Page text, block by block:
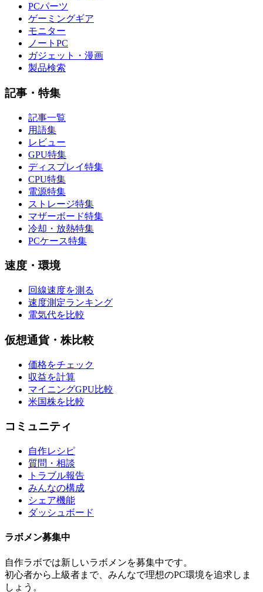
PCパーツ
ゲーミングギア
モニター
ノートPC
ガジェット・漫画
製品検索
記事・特集
記事一覧
用語集
レビュー
GPU特集
ディスプレイ特集
CPU特集
電源特集
ストレージ特集
マザーボード特集
冷却・放熱特集
PCケース特集
速度・環境
回線速度を測る
速度測定ランキング
電気代を比較
仮想通貨・株比較
価格をチェック
収益を計算
マイニングGPU比較
米国株を比較
コミュニティ
自作レシピ
質問・相談
トラブル報告
みんなの構成
シェア機能
ダッシュボード
ラボメン募集中
自作ラボでは新しいラボメンを募集中です。
初心者から上級者まで、みんなで理想のPC環境を追求しま
しょう。